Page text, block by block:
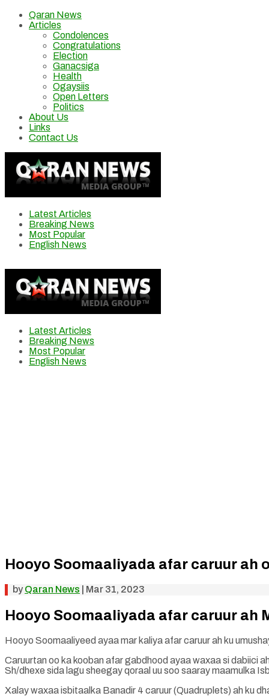
Qaran News
Articles
Condolences
Congratulations
Election
Ganacsiga
Health
Ogaysiis
Open Letters
Politics
About Us
Links
Contact Us
Latest Articles
Breaking News
Most Popular
English News
Latest Articles
Breaking News
Most Popular
English News
Hooyo Soomaaliyada afar caruur ah
by Qaran News Mar 31, 2023
Hooyo Soomaaliyada afar caruur ah
Hooyo Soomaaliyeed ayaa mar kaliya afar caruur ah ku
Caruurtan oo ka kooban afar gabdhood ayaa waxaa si dabiici
Sh/dhexe sida lagu sheegay qoraal uu soo saaray maamulka
Xalay waxaa isbitaalka Banadir 4 caruur (Quadruplets) ah ku